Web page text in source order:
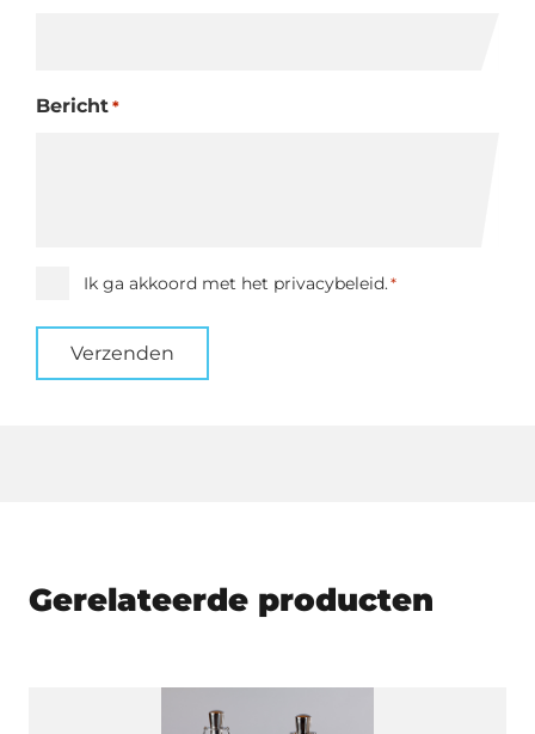
Bericht *
Instemming
Ik ga akkoord met het privacybeleid.*
Verzenden
Gerelateerde producten